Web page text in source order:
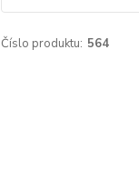
Číslo produktu: 564